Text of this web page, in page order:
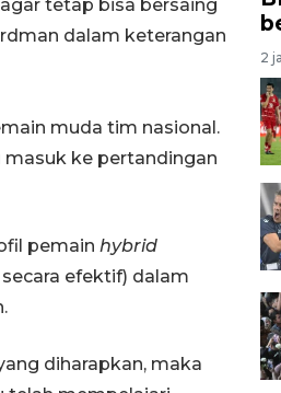
tetap bisa bersaing
dalam keterangan
muda tim nasional.
ke pertandingan
pemain hybrid
efektif) dalam
diharapkan, maka
2